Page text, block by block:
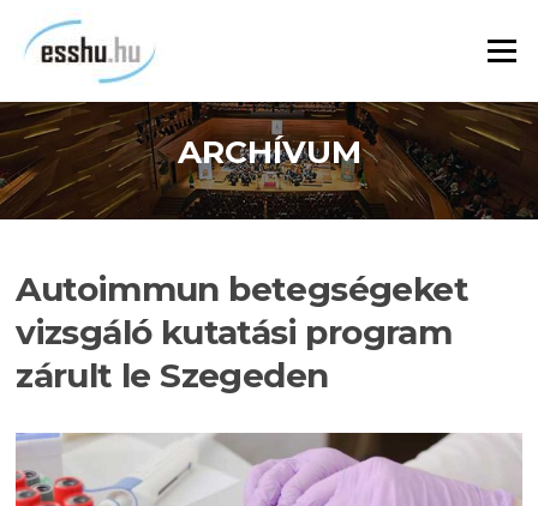
tartalomra
Menü
ARCHÍVUM
Autoimmun betegségeket
vizsgáló kutatási program
zárult le Szegeden